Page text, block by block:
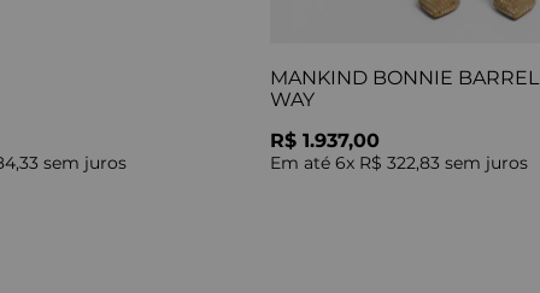
sem juros
MANKIND BONNIE
WAY
R$ 1.937,00
Em até 6x R$ 322,83 sem juros